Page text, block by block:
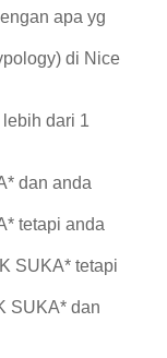
apa yg
di Nice
dari 1
dan anda
tetapi anda
SUKA* tetapi
SUKA* dan